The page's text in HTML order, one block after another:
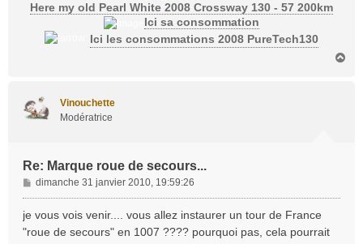
Here my old Pearl White 2008 Crossway 130 - 57 200km
Ici sa consommation
Ici les consommations 2008 PureTech130
Vinouchette
Modératrice
Re: Marque roue de secours...
M
e
s
a
dimanche 31 janvier 2010, 19:59:26
je vous vois venir.... vous allez instaurer un tour de France
"roue de secours" en 1007 ???? pourquoi pas, cela pourrait